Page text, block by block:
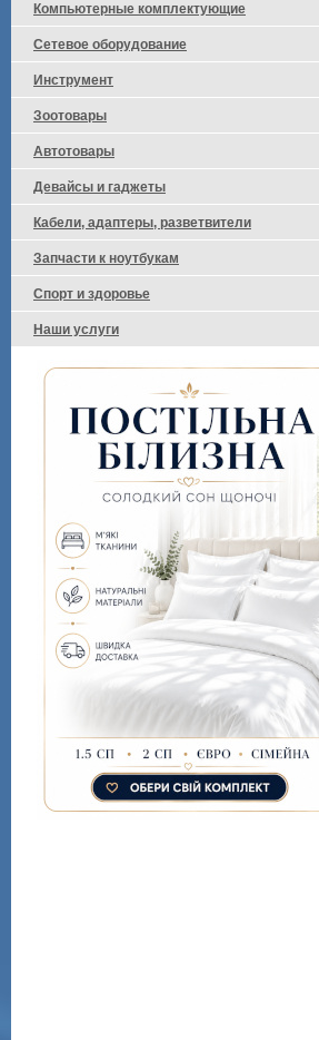
Компьютерные комплектующие
Сетевое оборудование
Инструмент
Зоотовары
Автотовары
Девайсы и гаджеты
Кабели, адаптеры, разветвители
Запчасти к ноутбукам
Спорт и здоровье
Наши услуги